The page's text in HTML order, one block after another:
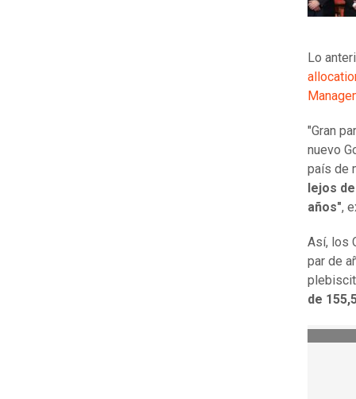
Lo
"Gran
nuevo
país de
lejos
años",
Así, los
par de
de